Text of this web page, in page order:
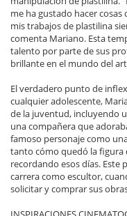
me ha gustado hacer cosas
mis trabajos de plastilina
comenta Mariano. Esta
talento por parte de sus
brillante en el mundo del
El verdadero punto de
cualquier adolescente,
de la juventud, incluyendo
una compañera que
famoso personaje como
tanto cómo quedó la figura
recordando esos días. Este
carrera como escultor,
solicitar y comprar sus